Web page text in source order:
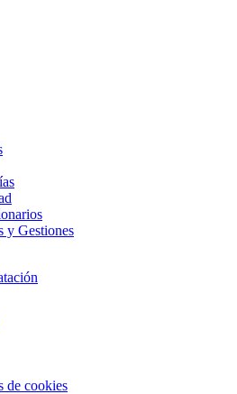
y Gestiones
de cookies